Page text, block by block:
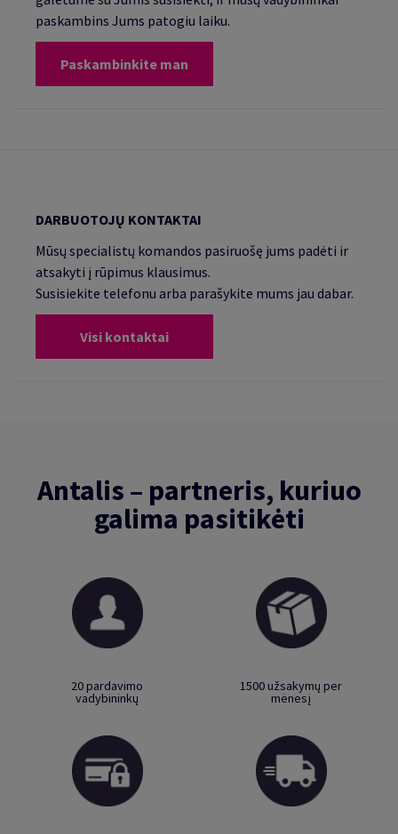
paskambins Jums patogiu laiku.
Paskambinkite man
DARBUOTOJŲ KONTAKTAI
Mūsų specialistų komandos pasiruošę jums padėti ir
atsakyti į rūpimus klausimus.
Susisiekite telefonu arba parašykite mums jau dabar.
Visi kontaktai
Antalis – partneris, kuriuo
galima pasitikėti
20 pardavimo
vadybininkų
1500 užsakymų per
mėnesį